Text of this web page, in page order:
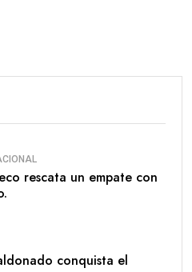
rescata un empate con
conquista el